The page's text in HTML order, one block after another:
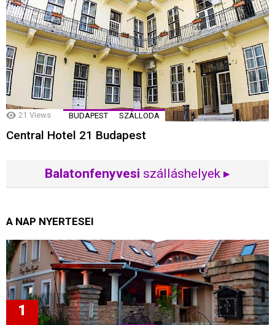
21 Views BUDAPEST SZÁLLODA
Central Hotel 21 Budapest
Balatonfenyvesi szálláshelyek ▸
A NAP NYERTESEI